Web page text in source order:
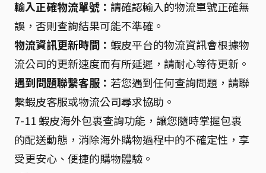
輸入正確物流單號： 請確認輸入的物流單號正確無
誤，否則查詢結果可能不準確。
物流資訊更新時間： 蝦皮平台的物流資訊會根據物
流公司的更新速度而有所延遲，請耐心等待更新。
遇到問題聯繫客服： 若您遇到任何查詢問題，請聯
繫蝦皮客服或物流公司尋求協助。
7-11 蝦皮海外包裹查詢功能，讓您隨時掌握包裹
的配送動態，消除海外購物過程中的不確定性，享
受更安心、便捷的購物體驗。